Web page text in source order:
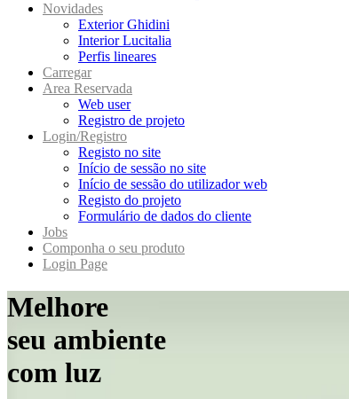
Novidades
Exterior Ghidini
Interior Lucitalia
Perfis lineares
Carregar
Area Reservada
Web user
Registro de projeto
Login/Registro
Registo no site
Início de sessão no site
Início de sessão do utilizador web
Registo do projeto
Formulário de dados do cliente
Jobs
Componha o seu produto
Login Page
Melhore
seu ambiente
com luz